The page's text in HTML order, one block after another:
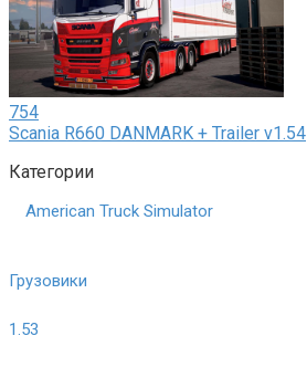
754
Scania R660 DANMARK + Trailer v1.54
Категории
American Truck Simulator
Грузовики
1.53